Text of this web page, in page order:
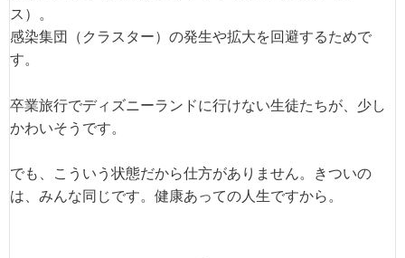
ス）。
感染集団（クラスター）の発生や拡大を回避するためで
す。
卒業旅行でディズニーランドに行けない生徒たちが、少し
かわいそうです。
でも、こういう状態だから仕方がありません。きついの
は、みんな同じです。健康あっての人生ですから。